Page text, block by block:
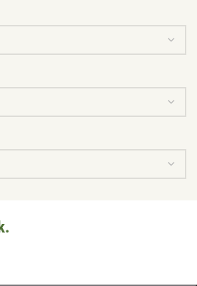
Newsletter sind Sie
und Aktionen
Unternehmens.